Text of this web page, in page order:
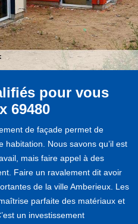
pour vous
69480
de façade permet de
Nous savons qu’il est
mais faire appel à des
Faire un ravalement dit avoir
de la ville Amberieux. Les
parfaite des matériaux et
un investissement